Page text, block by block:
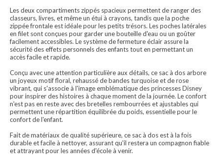
Les deux compartiments zippés spacieux permettent de ranger des
classeurs, livres, et même un étui à crayons, tandis que la poche
zippée frontale est idéale pour les petits trésors. Les poches latérales
en filet sont conçues pour garder une bouteille d'eau ou un goûter
facilement accessibles. Le système de fermeture éclair assure la
sécurité des effets personnels des enfants tout en permettant un
accès facile et rapide.
Conçu avec une attention particulière aux détails, ce sac à dos arbore
un joyeux motif floral, rehaussé de bandes turquoise et de rose
vibrant, qui s'associe à l'image emblématique des princesses Disney
pour inspirer des histoires à chaque moment de la journée. Le confort
n'est pas en reste avec des bretelles rembourrées et ajustables qui
permettent une répartition équilibrée du poids, essentielle pour le
confort de l'enfant.
Fait de matériaux de qualité supérieure, ce sac à dos est à la fois
durable et facile à nettoyer, assurant qu'il restera un compagnon fiable
et attrayant pour les années d'école à venir.